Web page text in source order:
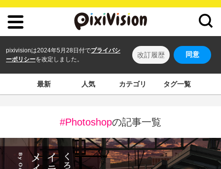
pixivisionは2024年5月28日付でプライバシ
ーポリシーを改定しました。
改訂履歴 同意
最新 人気 カテゴリ タグ一覧
#Photoshopの記事一覧